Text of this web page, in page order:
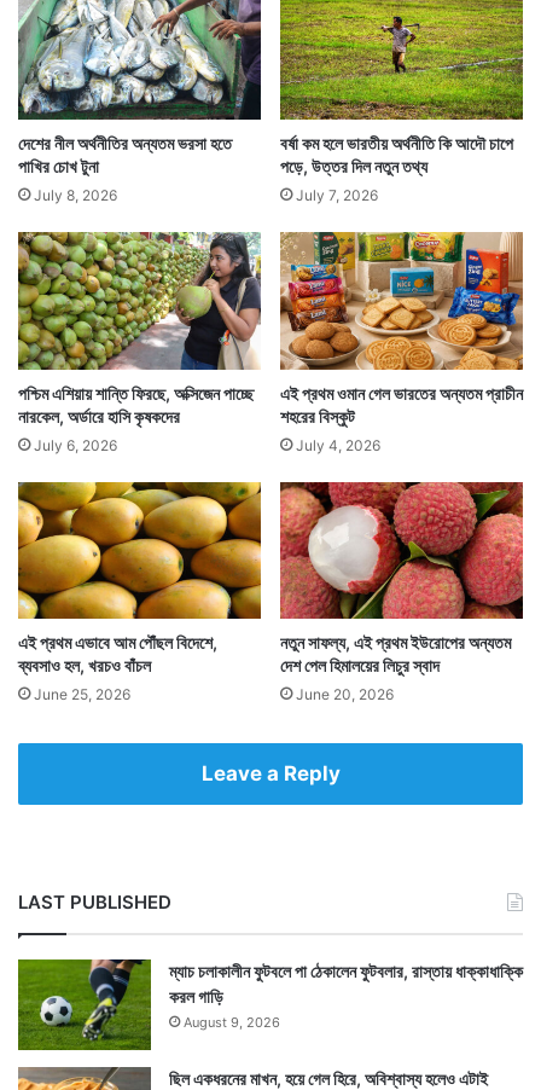
Tags Business News
দেশের নীল অর্থনীতির অন্যতম ভরসা হতে
পাখির চোখ টুনা
July 8, 2026
বর্ষা কম হলে ভারতীয় অর্থনীতি কি আদৌ চাপে
পড়ে, উত্তর দিল নতুন তথ্য
July 7, 2026
পশ্চিম এশিয়ায় শান্তি ফিরছে, অক্সিজেন পাচ্ছে
নারকেল, অর্ডারে হাসি কৃষকদের
July 6, 2026
এই প্রথম ওমান গেল ভারতের অন্যতম প্রাচীন
শহরের বিস্কুট
July 4, 2026
এই প্রথম এভাবে আম পৌঁছল বিদেশে,
ব্যবসাও হল, খরচও বাঁচল
June 25, 2026
নতুন সাফল্য, এই প্রথম ইউরোপের অন্যতম
দেশ পেল হিমালয়ের লিচুর স্বাদ
June 20, 2026
Leave a Reply
LAST PUBLISHED
ম্যাচ চলাকালীন ফুটবলে পা ঠেকালেন ফুটবলার, রাস্তায় ধাক্কাধাক্কি
করল গাড়ি
August 9, 2026
ছিল একধরনের মাখন, হয়ে গেল হিরে, অবিশ্বাস্য হলেও এটাই